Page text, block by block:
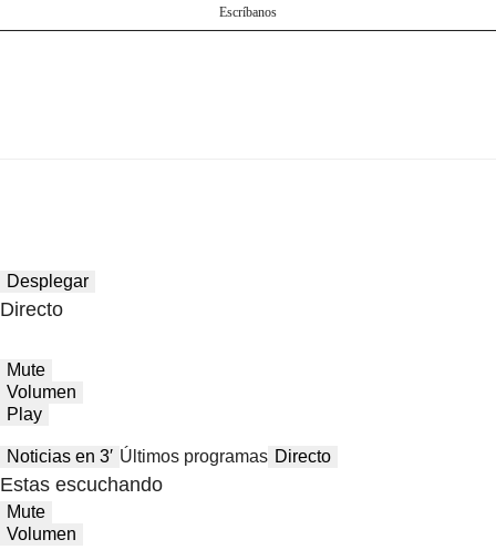
Escríbanos
Desplegar
Directo
Mute
Volumen
Play
Noticias en 3′ Últimos programas Directo
Estas escuchando
Mute
Volumen